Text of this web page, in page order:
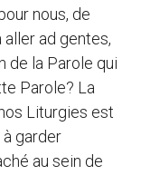
nous, de
ad gentes,
de la Parole qui
Parole? La
Liturgies est
garder
au sein de